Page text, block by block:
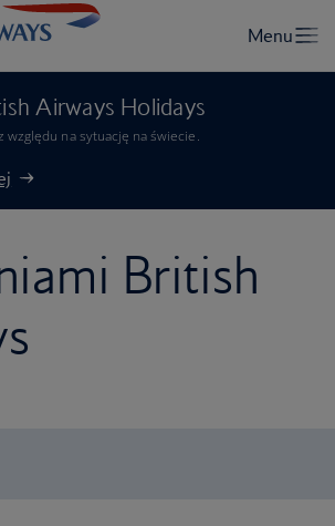
Airways Holidays
względu na sytuację na świecie.
British